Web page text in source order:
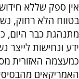
אין ספק שללא
בטווח הלא רחוק,
ידע ונחישות לייצר
כמעצמה האזורית
האמריקאים